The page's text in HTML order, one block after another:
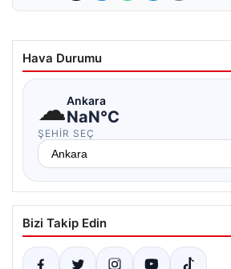
Hava Durumu
☁Ankara
NaN°C
ŞEHIR SEÇ
Bizi Takip Edin